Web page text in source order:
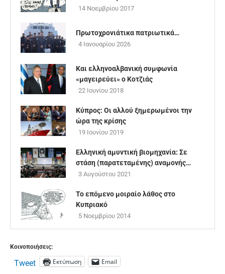
14 Νοεμβρίου 2017
Πρωτοχρονιάτικα πατριωτικά…
4 Ιανουαρίου 2026
Kαι ελληνοαλβανική συμφωνία
«μαγειρεύει» o Κοτζιάς
22 Ιουνίου 2018
Κύπρος: Οι αλλού ξημερωμένοι την
ώρα της κρίσης
19 Ιουνίου 2019
Ελληνική αμυντική βιομηχανία: Σε
στάση (παρατεταμένης) αναμονής…
3 Αυγούστου 2021
Το επόμενο μοιραίο λάθος στο
Κυπριακό
5 Νοεμβρίου 2014
Κοινοποιήσεις:
Tweet Εκτύπωση Email